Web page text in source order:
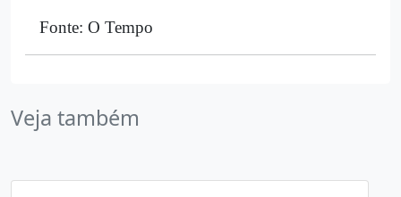
Fonte: O Tempo
Veja também